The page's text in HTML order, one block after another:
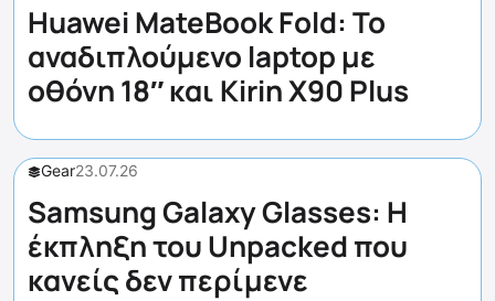
Huawei MateBook Fold: Το
αναδιπλούμενο laptop με
οθόνη 18″ και Kirin X90 Plus
Gear23.07.26
Samsung Galaxy Glasses: Η
έκπληξη του Unpacked που
κανείς δεν περίμενε